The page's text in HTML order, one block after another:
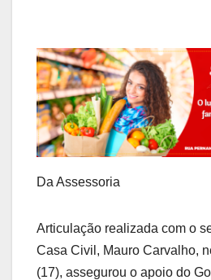
Da Assessoria
Articulação realizada com o
Casa Civil, Mauro Carvalho,
(17), assegurou o apoio do